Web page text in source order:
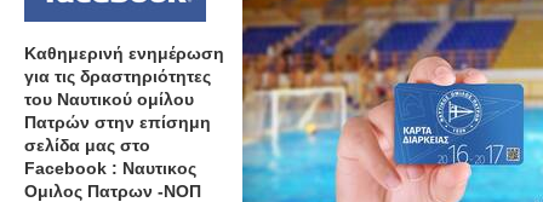
Καθημερινή ενημέρωση
για τις δραστηριότητες
του Ναυτικού ομίλου
Πατρών στην επίσημη
σελίδα μας στο
Facebook : Ναυτικος
Ομιλος Πατρων -ΝΟΠ